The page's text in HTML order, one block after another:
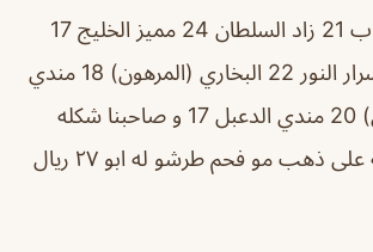
الإخوة المضياف ب 21 زاد السلطان 24 مميز الخليج 17
مندي مضر 17 اسرار النور 22 البخاري (المرهون) 18 مندي
الثنيان (المشاري) 20 مندي الدعبل 17 و صاحبنا شكله
ذهب مو فحم طرشو له ابو ٢٧ ريال